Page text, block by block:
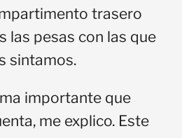
trasero
las pesas con las que
sintamos.
importante que
me explico. Este